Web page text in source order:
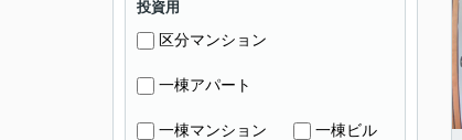
投資用
区分マンション
一棟アパート
一棟マンション 一棟ビル